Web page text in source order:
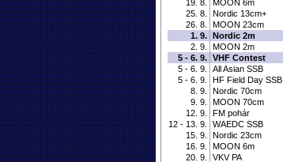
19. 8.
MOON 6m
25. 8.
Nordic 13cm+
26. 8.
MOON 23cm
1. 9. Nordic 2m
2. 9.
MOON 2m
5 - 6. 9. VHF Contest
5 - 6. 9.
All Asian SSB
5 - 6. 9.
HF Field Day SSB
8. 9.
Nordic 70cm
9. 9.
MOON 70cm
12. 9.
FM pohár
12 - 13. 9.
WAEDC SSB
15. 9.
Nordic 23cm
16. 9.
MOON 6m
20. 9.
VKV PA